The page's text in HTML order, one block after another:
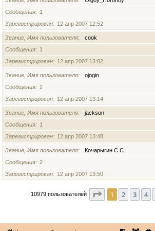
Сообщения
1
Зарегистрирован
12 апр 2007 12:52
Звание, Имя пользователя
cook
Сообщения
1
Зарегистрирован
12 апр 2007 13:02
Звание, Имя пользователя
ojogin
Сообщения
2
Зарегистрирован
12 апр 2007 13:14
Звание, Имя пользователя
jackson
Сообщения
1
Зарегистрирован
12 апр 2007 13:48
Звание, Имя пользователя
Кочарыгин С.С.
Сообщения
2
Зарегистрирован
12 апр 2007 13:50
10979 пользователей Страница из
1 2 3 4